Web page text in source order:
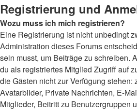
Registrierung und
Wozu muss ich mich registrieren?
Eine Registrierung ist nicht unbedingt
Administration dieses Forums
sein musst, um Beiträge zu schreiben.
du als registriertes Mitglied Zugriff auf
die Gästen nicht zur Verfügung stehen:
Avatarbilder, Private Nachrichten, E-
Mitglieder, Beitritt zu Benutzergruppen